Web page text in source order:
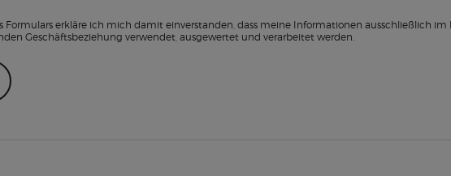
Formulars erkläre ich mich damit einverstanden, dass meine Informationen ausschließlich
Geschäftsbeziehung verwendet, ausgewertet und verarbeitet werden.